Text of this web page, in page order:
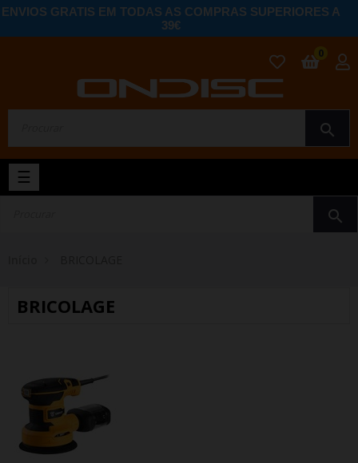
ENVIOS GRATIS EM TODAS AS COMPRAS SUPERIORES A
39€
search
0
Toggle
navigation
☰
search
BRICOLAGE